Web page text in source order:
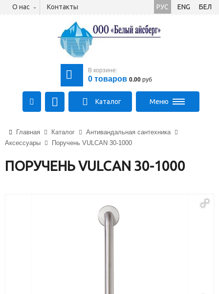
О нас Контакты РУС ENG БЕЛ
В корзине:
0 товаров 0.00 руб
+375 (29) 710-23-43
+375 (33) 315-03-03
aysberg-sales@yandex.by
Каталог Меню
Главная Каталог
Антивандальная сантехника
Аксессуары
Поручень VULCAN 30-1000
ПОРУЧЕНЬ VULCAN 30-1000